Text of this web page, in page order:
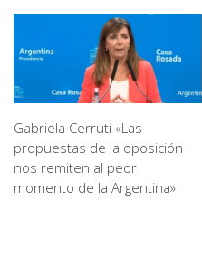
Gabriela Cerruti «Las
propuestas de la oposición
nos remiten al peor
momento de la Argentina»